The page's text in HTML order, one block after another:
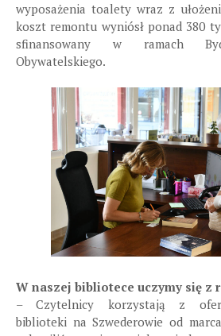
wyposażenia toalety wraz z
koszt remontu wyniósł ponad 380
sfinansowany w ramach
Obywatelskiego.
W naszej bibliotece uczymy się z
– Czytelnicy korzystają z
biblioteki na Szwederowie od